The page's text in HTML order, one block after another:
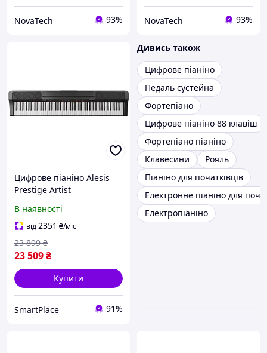
NovaTech 93% NovaTech 93%
Цифрове піаніно Alesis
Prestige Artist
В наявності
від2351 ₴/міс
23 509₴
23 899 ₴
Купити
SmartPlace 91%
Дивись також
Цифрове піаніно
Педаль сустейна
Фортепіано
Цифрове піаніно 88 клавіш
Фортепіано піаніно
Клавесини
Рояль
Піаніно для початківців
Електронне піаніно для
Електропіаніно